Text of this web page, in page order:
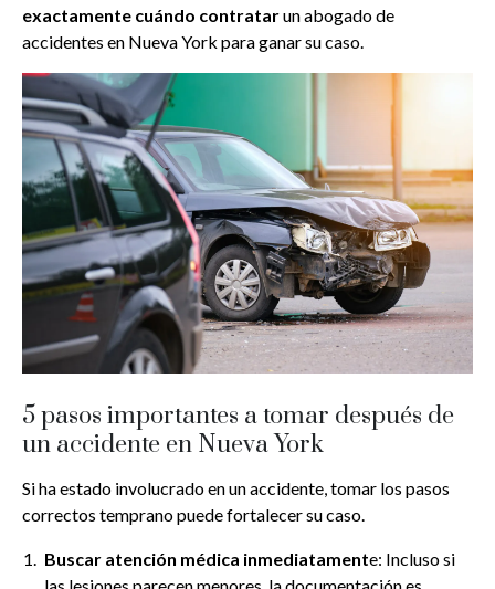
exactamente cuándo contratarun abogado de
accidentes en Nueva York para ganar su caso.
5 pasos importantes a tomar después de
un accidente en Nueva York
Si ha estado involucrado en un accidente, tomar los pasos
correctos temprano puede fortalecer su caso.
Buscar atención médica inmediatamente: Incluso si